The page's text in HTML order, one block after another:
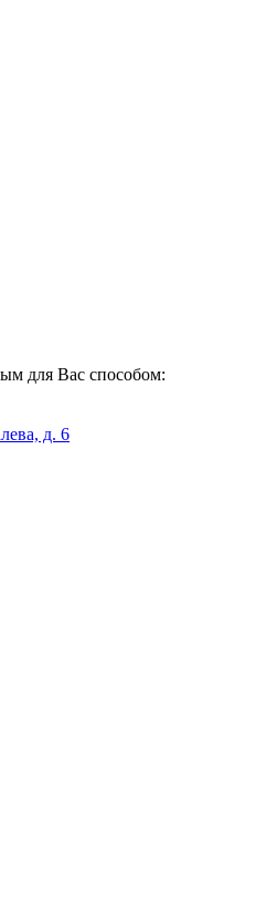
для Вас способом:
д. 6